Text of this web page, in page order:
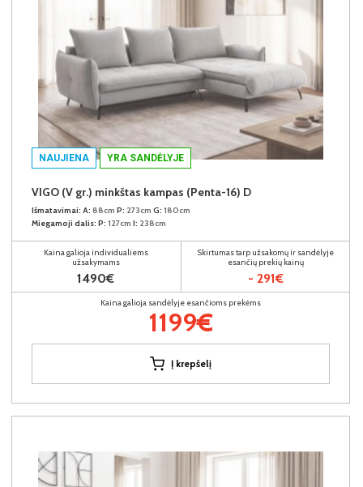
NAUJIENA YRA SANDĖLYJE
VIGO (V gr.) minkštas kampas (Penta-16) D
Išmatavimai: A: 88cm P: 273cm G: 180cm
Miegamoji dalis: P: 127cm I: 238cm
Kaina galioja individualiems
užsakymams
1490€
Skirtumas tarp užsakomų ir sandėlyje
esančių prekių kainų
- 291€
Kaina galioja sandėlyje esančioms prekėms
1199€
Į krepšelį